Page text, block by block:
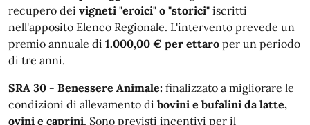
recupero dei vigneti "eroici" o "storici" iscritti
nell'apposito Elenco Regionale. L'intervento prevede un
premio annuale di 1.000,00 € per ettaro per un periodo
di tre anni.
SRA 30 - Benessere Animale: finalizzato a migliorare le
condizioni di allevamento di bovini e bufalini da latte,
ovini e caprini. Sono previsti incentivi per il